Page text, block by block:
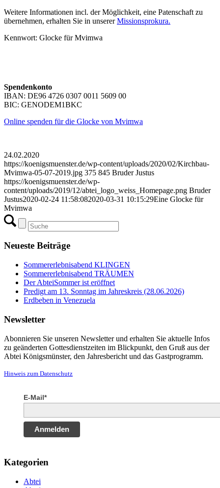
Weitere Informationen incl. der Möglichkeit, eine Patenschaft zu
übernehmen, erhalten Sie in unsererMissionsprokura.
Kennwort: Glocke für Mvimwa
Spendenkonto
IBAN: DE96 4726 0307 0011 5609 00
BIC: GENODEM1BKC
Online spenden für die Glocke von Mvimwa
24.02.2020
https://koenigsmuenster.de/wp-content/uploads/2020/02/Kirchbau-
Mvimwa-05-07-2019.jpg 375 845 Bruder Justus
https://koenigsmuenster.de/wp-
content/uploads/2019/12/abtei_logo_weiss_Homepage.png Bruder
Justus2020-02-24 11:58:082020-03-31 10:15:29Eine Glocke für
Mvimwa
Neueste Beiträge
Sommererlebnisabend KLINGEN
Sommererlebnisabend TRÄUMEN
Der AbteiSommer ist eröffnet
Predigt am 13. Sonntag im Jahreskreis (28.06.2026)
Erdbeben in Venezuela
Newsletter
Abonnieren Sie unseren Newsletter und erhalten Sie aktuelle Infos
zu geänderten Gottesdienstzeiten im Blickpunkt, den Gruß aus der
Abtei Königsmünster, den Jahresbericht und das Gastprogramm.
Hinweis zum Datenschutz
E-Mail*
Anmelden
Kategorien
Abtei